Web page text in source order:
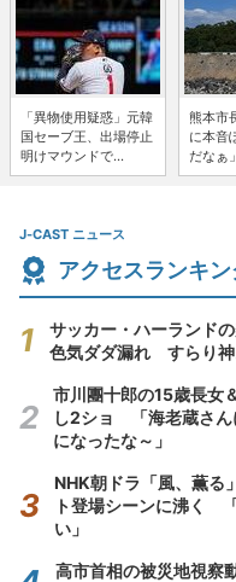
「異物使用疑惑」元韓
国セーブ王、出場停止
明けマウンドで...
熊本市
に本音
だなぁ
J-CAST ニュース
アクセスランキン
サッカー・ハーランド
色気ダダ漏れ すらり神
市川團十郎の15歳長女
し2ショ 「海老蔵さん
になったな～」
NHK朝ドラ「風、薫る
ト登場シーンに沸く
い」
高市首相の被災地視